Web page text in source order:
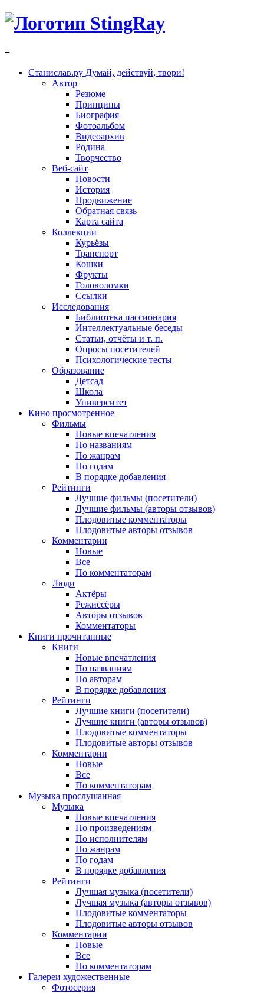
≡
Станислав.ру Думай, действуй, твори!
Автор
Резюме
Принципы
Биография
Фотоальбом
Видеоархив
Родина
Творчество
Веб-сайт
Новости
История
Продвижение
Обратная связь
Карта сайта
Коллекции
Курьёзы
Транспорт
Кошки
Фрукты
Головоломки
Ссылки
Исследования
Библиотека пассионария
Интеллектуальные беседы
Статьи, отчёты и т. п.
Опросы посетителей
Психологические тесты
Образование
Детсад
Школа
Университет
Кино просмотренное
Фильмы
Новые впечатления
По названиям
По жанрам
По годам
В порядке добавления
Рейтинги
Лучшие фильмы (посетители)
Лучшие фильмы (авторы отзывов)
Плодовитые комментаторы
Плодовитые авторы отзывов
Комментарии
Новые
Все
По комментаторам
Люди
Актёры
Режиссёры
Авторы отзывов
Комментаторы
Книги прочитанные
Книги
Новые впечатления
По названиям
По авторам
В порядке добавления
Рейтинги
Лучшие книги (посетители)
Лучшие книги (авторы отзывов)
Плодовитые комментаторы
Плодовитые авторы отзывов
Комментарии
Новые
Все
По комментаторам
Музыка прослушанная
Музыка
Новые впечатления
По произведениям
По исполнителям
По жанрам
По годам
В порядке добавления
Рейтинги
Лучшая музыка (посетители)
Лучшая музыка (авторы отзывов)
Плодовитые комментаторы
Плодовитые авторы отзывов
Комментарии
Новые
Все
По комментаторам
Галереи художественные
Фотосерия